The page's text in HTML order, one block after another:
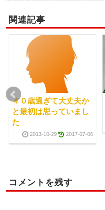
関連記事
４０歳過ぎて大丈夫か
と最初は思っていまし
た
2013-10-29 2017-07-06
コメントを残す